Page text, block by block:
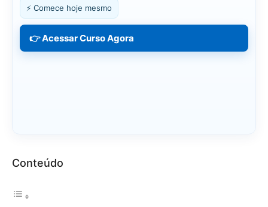
⚡ Comece hoje mesmo
👉 Acessar Curso Agora
Conteúdo